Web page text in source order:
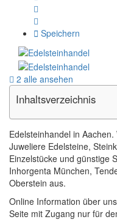
Speichern
2 alle ansehen
Inhaltsverzeichnis
Edelsteinhandel in
Juweliere Edelsteine,
Einzelstücke und günstige
Inhorgenta München,
Oberstein aus.
Online Information über
Seite mit Zugang nur für